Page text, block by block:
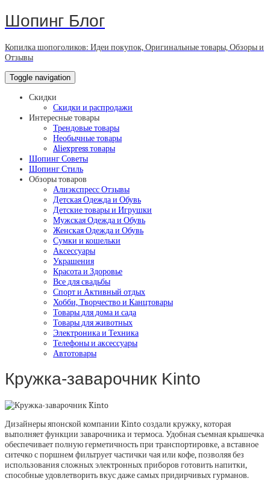
Шопинг Блог
Копилка шопоголиков: Идеи покупок, Оригинальные товары, Обзоры и
Отзывы
Toggle navigation
Скидки
Скидки и распродажи
Интересные товары
Трендовые товары
Необычные товары
Aliexpress товары
Шопинг Советы
Шопинг Стиль
Обзоры товаров
Алиэкспресс Отзывы
Детская Одежда и Обувь
Детские товары и Игрушки
Мужская Одежда и Обувь
Женская Одежда и Обувь
Сумки и кошельки
Аксессуары
Украшения
Красота и Здоровье
Все для свадьбы
Спорт и Активный отдых
Хобби, Творчество и Канцтовары
Товары для дома и сада
Товары для животных
Электроника и Техника
Телефоны и аксессуары
Автотовары
Кружка-заварочник Kinto
Дизайнеры японской компании Kinto создали кружку, которая
выполняет функции заварочника и термоса. Удобная съемная крышечка
обеспечивает полную герметичность при транспортировке, а вставное
ситечко с поршнем фильтрует частички чая или кофе, позволяя без
использования сложных электронных приборов готовить напитки,
способные удовлетворить вкус даже самых придирчивых гурманов.